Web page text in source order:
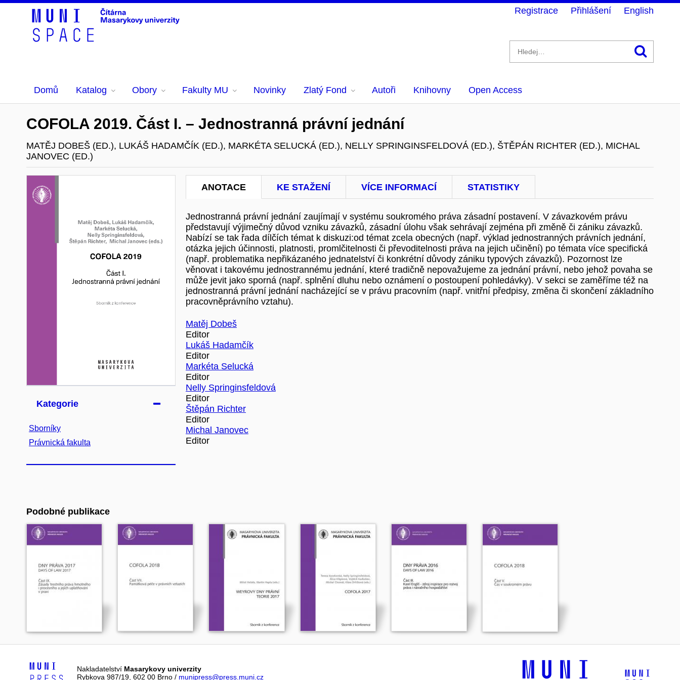
Domů Katalog Obory Fakulty MU Novinky Zlatý Fond Autoři Knihovny Open Access
Registrace Přihlášení English
COFOLA 2019. Část I. – Jednostranná právní jednání
MATĚJ DOBEŠ (ED.), LUKÁŠ HADAMČÍK (ED.), MARKÉTA SELUCKÁ (ED.), NELLY SPRINGINSFELDOVÁ (ED.), ŠTĚPÁN RICHTER (ED.), MICHAL
JANOVEC (ED.)
Kategorie
Sborníky
Právnická fakulta
ANOTACE KE STAŽENÍ VÍCE INFORMACÍ STATISTIKY
Jednostranná právní jednání zaujímají v systému soukromého práva zásadní postavení. V závazkovém právu
představují výjimečný důvod vzniku závazků, zásadní úlohu však sehrávají zejména při změně či zániku závazků.
Nabízí se tak řada dílčích témat k diskuzi:od témat zcela obecných (např. výklad jednostranných právních jednání,
otázka jejich účinnosti, platnosti, promlčitelnosti či převoditelnosti práva na jejich učinění) po témata více specifická
(např. problematika nepřikázaného jednatelství či konkrétní důvody zániku typových závazků). Pozornost lze
věnovat i takovému jednostrannému jednání, které tradičně nepovažujeme za jednání právní, nebo jehož povaha se
může jevit jako sporná (např. splnění dluhu nebo oznámení o postoupení pohledávky). V sekci se zaměříme též na
jednostranná právní jednání nacházející se v právu pracovním (např. vnitřní předpisy, změna či skončení základního
pracovněprávního vztahu).
Matěj Dobeš
Editor
Lukáš Hadamčík
Editor
Markéta Selucká
Editor
Nelly Springinsfeldová
Editor
Štěpán Richter
Editor
Michal Janovec
Editor
Podobné publikace
Nakladatelství Masarykovy univerzity
Rybkova 987/19, 602 00 Brno / munipress@press.muni.cz